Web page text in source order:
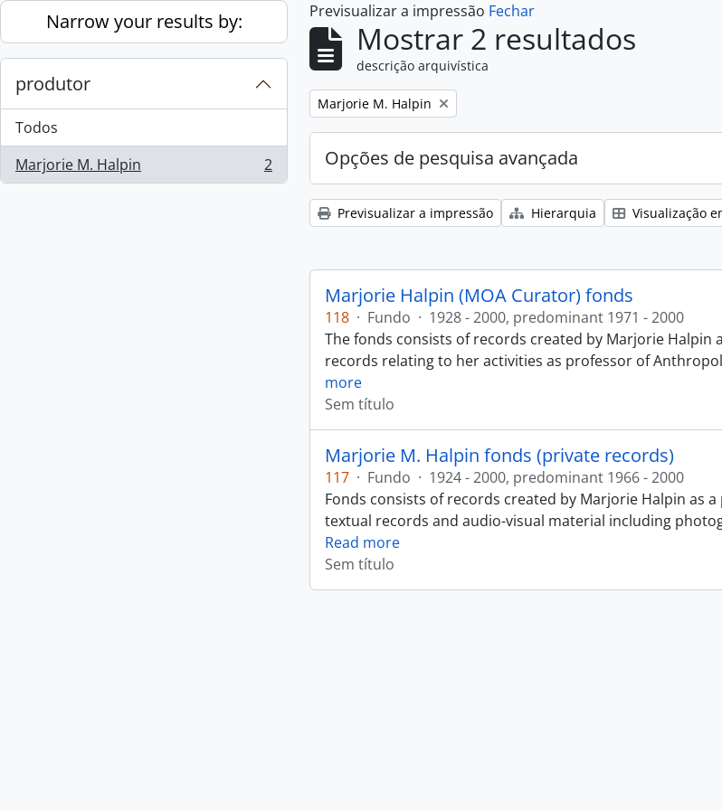
Skip to main content
Narrow your results by:
produtor
Todos
Marjorie M. Halpin
, 2 resultados 2
Previsualizar a impressão Fechar
Mostrar 2 resultados
descrição arquivística
Remove filter:
Marjorie M. Halpin
Opções de pesquisa avançada
Previsualizar a impressão Hierarquia Visualização
Marjorie Halpin (MOA Curator) fonds
118 · Fundo · 1928 - 2000, predominant 1971 - 2000
The fonds consists of records created by Marjorie
records relating to her activities as professor of
more
Sem título
Marjorie M. Halpin fonds (private records)
117 · Fundo · 1924 - 2000, predominant 1966 - 2000
Fonds consists of records created by Marjorie Halpin as
textual records and audio-visual material including
Read more
Sem título